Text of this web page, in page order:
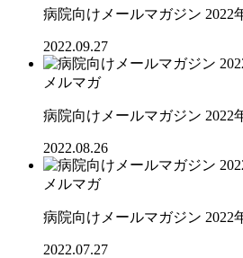
病院向けメールマガジン 2022
2022.09.27
メルマガ
病院向けメールマガジン 2022
2022.08.26
メルマガ
病院向けメールマガジン 2022
2022.07.27